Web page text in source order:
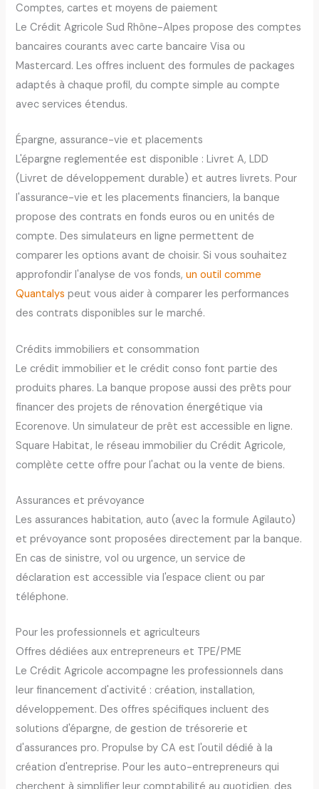
Comptes, cartes et moyens de paiement
Le Crédit Agricole Sud Rhône-Alpes propose des comptes
bancaires courants avec carte bancaire Visa ou
Mastercard. Les offres incluent des formules de packages
adaptés à chaque profil, du compte simple au compte
avec services étendus.
Épargne, assurance-vie et placements
L'épargne reglementée est disponible : Livret A, LDD
(Livret de développement durable) et autres livrets. Pour
l'assurance-vie et les placements financiers, la banque
propose des contrats en fonds euros ou en unités de
compte. Des simulateurs en ligne permettent de
comparer les options avant de choisir. Si vous souhaitez
approfondir l'analyse de vos fonds,un outil comme
Quantalys peut vous aider à comparer les performances
des contrats disponibles sur le marché.
Crédits immobiliers et consommation
Le crédit immobilier et le crédit conso font partie des
produits phares. La banque propose aussi des prêts pour
financer des projets de rénovation énergétique via
Ecorenove. Un simulateur de prêt est accessible en ligne.
Square Habitat, le réseau immobilier du Crédit Agricole,
complète cette offre pour l'achat ou la vente de biens.
Assurances et prévoyance
Les assurances habitation, auto (avec la formule Agilauto)
et prévoyance sont proposées directement par la banque.
En cas de sinistre, vol ou urgence, un service de
déclaration est accessible via l'espace client ou par
téléphone.
Pour les professionnels et agriculteurs
Offres dédiées aux entrepreneurs et TPE/PME
Le Crédit Agricole accompagne les professionnels dans
leur financement d'activité : création, installation,
développement. Des offres spécifiques incluent des
solutions d'épargne, de gestion de trésorerie et
d'assurances pro. Propulse by CA est l'outil dédié à la
création d'entreprise. Pour les auto-entrepreneurs qui